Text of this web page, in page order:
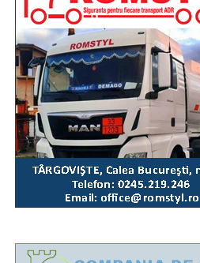
Mai multe video pe pagina de
Media
Urmărește Incomod Media și
RECLAMA